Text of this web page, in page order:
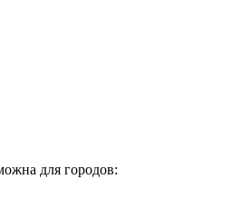
для городов: